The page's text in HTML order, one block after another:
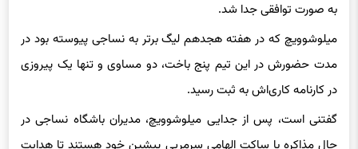
به صورت توافقی جدا شد.
میلوشوویچ که در هفته هجدهم لیگ برتر به نساجی پیوسته بود در
مدت حضورش در این تیم پنج باخت، دو مساوی و تنها یک پیروزی
در کارنامه کاری‌اش به ثبت رسید.
گفتنی است، پس از جدایی میلوشوویچ، مدیران باشگاه نساجی در